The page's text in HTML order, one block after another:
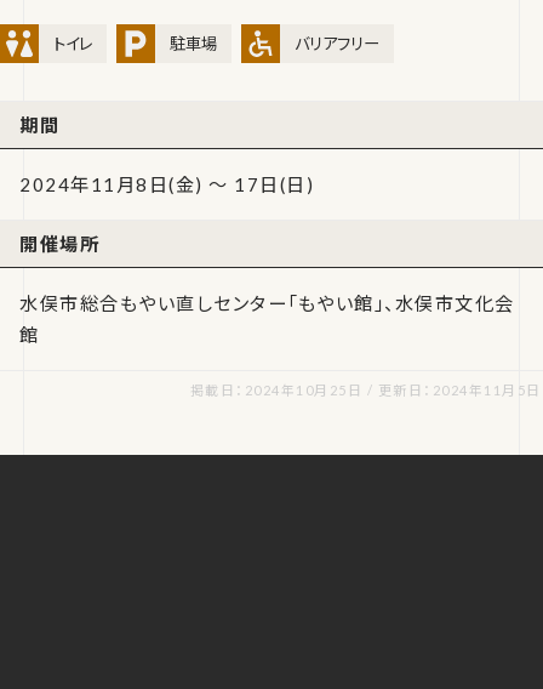
トイレ 駐車場 バリアフリー
期間
2024年11月8日(金) ～ 17日(日)
開催場所
水俣市総合もやい直しセンター「もやい館」、水俣市文化会
館
掲載日：2024年10月25日 / 更新日：2024年11月5日